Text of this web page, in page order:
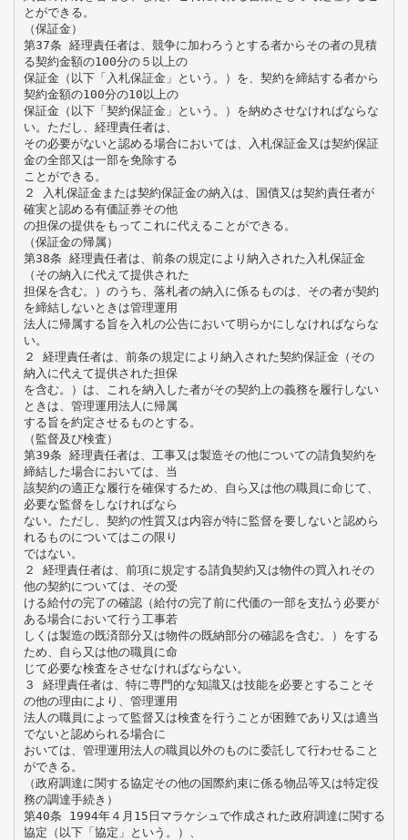
とができる。
（保証金）
第37条 経理責任者は、競争に加わろうとする者からその者の見積
る契約金額の100分の５以上の
保証金（以下「入札保証金」という。）を、契約を締結する者から
契約金額の100分の10以上の
保証金（以下「契約保証金」という。）を納めさせなければならな
い。ただし、経理責任者は、
その必要がないと認める場合においては、入札保証金又は契約保証
金の全部又は一部を免除する
ことができる。
２ 入札保証金または契約保証金の納入は、国債又は契約責任者が
確実と認める有価証券その他
の担保の提供をもってこれに代えることができる。
（保証金の帰属）
第38条 経理責任者は、前条の規定により納入された入札保証金
（その納入に代えて提供された
担保を含む。）のうち、落札者の納入に係るものは、その者が契約
を締結しないときは管理運用
法人に帰属する旨を入札の公告において明らかにしなければならな
い。
２ 経理責任者は、前条の規定により納入された契約保証金（その
納入に代えて提供された担保
を含む。）は、これを納入した者がその契約上の義務を履行しない
ときは、管理運用法人に帰属
する旨を約定させるものとする。
（監督及び検査）
第39条 経理責任者は、工事又は製造その他についての請負契約を
締結した場合においては、当
該契約の適正な履行を確保するため、自ら又は他の職員に命じて、
必要な監督をしなければなら
ない。ただし、契約の性質又は内容が特に監督を要しないと認めら
れるものについてはこの限り
ではない。
２ 経理責任者は、前項に規定する請負契約又は物件の買入れその
他の契約については、その受
ける給付の完了の確認（給付の完了前に代価の一部を支払う必要が
ある場合において行う工事若
しくは製造の既済部分又は物件の既納部分の確認を含む。）をする
ため、自ら又は他の職員に命
じて必要な検査をさせなければならない。
３ 経理責任者は、特に専門的な知識又は技能を必要とすることそ
の他の理由により、管理運用
法人の職員によって監督又は検査を行うことが困難であり又は適当
でないと認められる場合に
おいては、管理運用法人の職員以外のものに委託して行わせること
ができる。
（政府調達に関する協定その他の国際約束に係る物品等又は特定役
務の調達手続き）
第40条 1994年４月15日マラケシュで作成された政府調達に関する
協定（以下「協定」という。）、